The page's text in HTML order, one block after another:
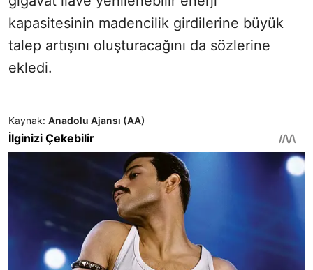
kapasitesinin madencilik girdilerine büyük
talep artışını oluşturacağını da sözlerine
ekledi.
Kaynak: Anadolu Ajansı (AA)